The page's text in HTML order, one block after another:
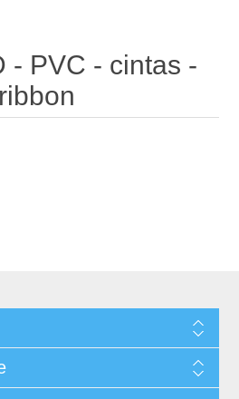
- PVC - cintas -
ribbon